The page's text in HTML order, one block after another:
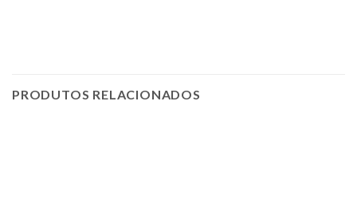
PRODUTOS RELACIONADOS